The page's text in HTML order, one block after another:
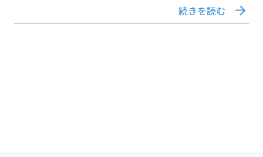
続きを読む